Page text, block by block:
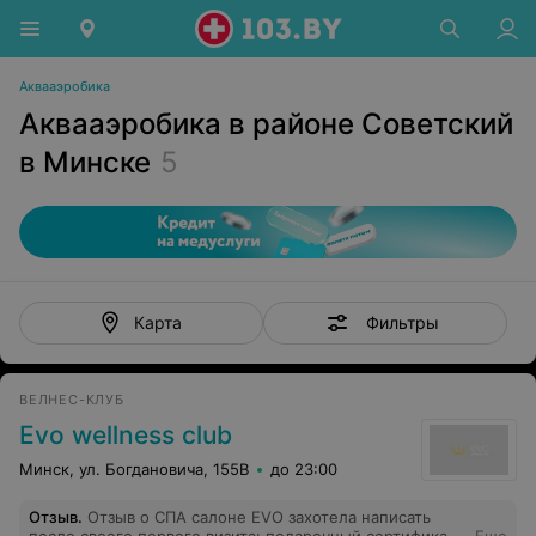
Аквааэробика
Аквааэробика в районе Советский
в Минске 5
Карта Фильтры
ВЕЛНЕС-КЛУБ
Evo wellness club
Минск, ул. Богдановича, 155В до 23:00
Отзыв. Отзыв о СПА салоне EVO захотела написать